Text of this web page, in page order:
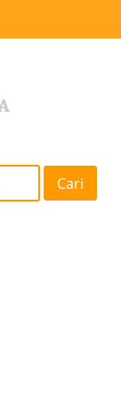
Cari